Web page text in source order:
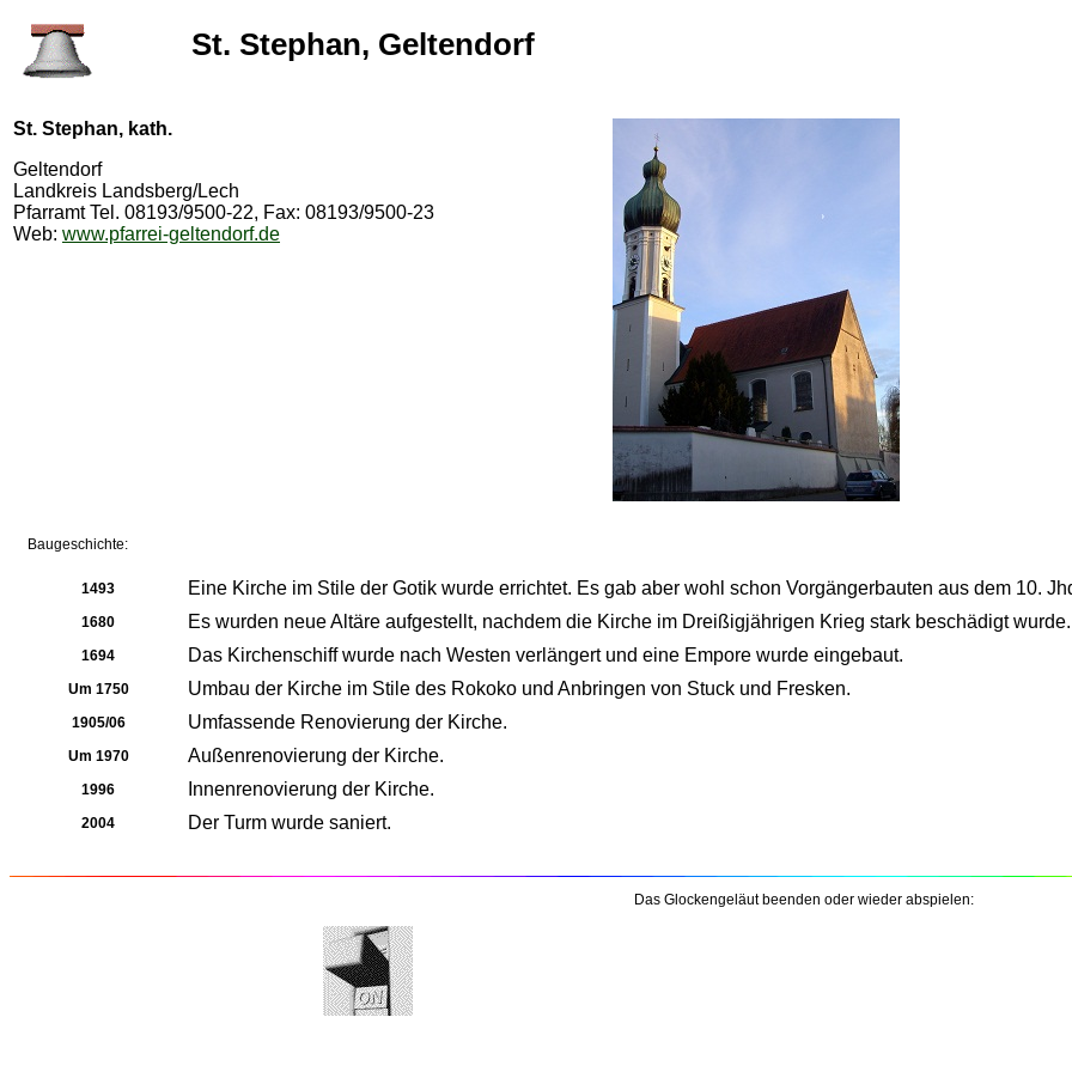
St. Stephan, Geltendorf
St. Stephan, kath.
Geltendorf
Landkreis Landsberg/Lech
Pfarramt Tel. 08193/9500-22, Fax: 08193/9500-23
Web: www.pfarrei-geltendorf.de
Baugeschichte:
1493 Eine Kirche im Stile der Gotik wurde errichtet. Es gab aber wohl schon Vorgängerbauten aus dem 10.
1680 Es wurden neue Altäre aufgestellt, nachdem die Kirche im Dreißigjährigen Krieg stark beschädigt wurde.
1694 Das Kirchenschiff wurde nach Westen verlängert und eine Empore wurde eingebaut.
Um 1750 Umbau der Kirche im Stile des Rokoko und Anbringen von Stuck und Fresken.
1905/06 Umfassende Renovierung der Kirche.
Um 1970 Außenrenovierung der Kirche.
1996 Innenrenovierung der Kirche.
2004 Der Turm wurde saniert.
Das Glockengeläut beenden oder wieder abspielen: